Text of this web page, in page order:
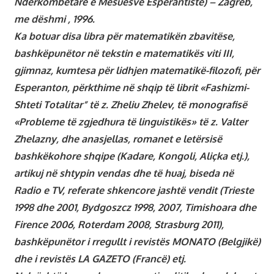
me dëshmi , 1996.
Ka botuar disa libra për matematikën zbavitëse,
bashkëpunëtor në tekstin e matematikës viti III,
gjimnaz, kumtesa për lidhjen matematikë-filozofi, për
Esperanton, përkthime në shqip të librit «Fashizmi-
Shteti Totalitar” të z. Zheliu Zhelev, të monografisë
«Probleme të zgjedhura të linguistikës» të z. Valter
Zhelazny, dhe anasjellas, romanet e letërsisë
bashkëkohore shqipe (Kadare, Kongoli, Aliçka etj.),
artikuj në shtypin vendas dhe të huaj, biseda në
Radio e TV, referate shkencore jashtë vendit (Trieste
1998 dhe 2001, Bydgoszcz 1998, 2007, Timishoara dhe
Firence 2006, Roterdam 2008, Strasburg 2011),
bashkëpunëtor i rregullt i revistës MONATO (Belgjikë)
dhe i revistës LA GAZETO (Francë) etj.